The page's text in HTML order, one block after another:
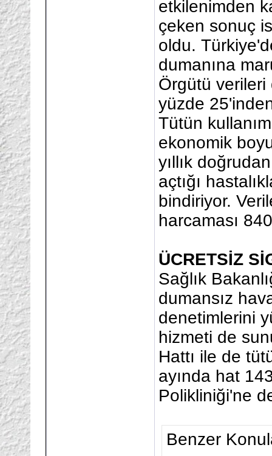
etkilenimden
çeken sonuç
oldu.
dumanına
Örgütü verileri
yüzde
Tütün
ekonomik
yıllık
açtığı
bindiriyor.
harcaması
ÜCRETSİZ
Sağlık
dumansız
denetimlerini
hizmeti de
Hattı ile de
ayında hat
Polikliniği'ne
Benzer